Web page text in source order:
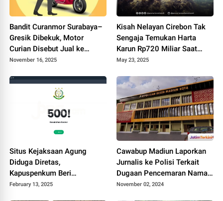
Bandit Curanmor Surabaya–
Gresik Dibekuk, Motor
Curian Disebut Jual ke
Penadah Madura
November 16, 2025
Kisah Nelayan Cirebon Tak
Sengaja Temukan Harta
Karun Rp720 Miliar Saat
Mancing di Laut Jawa
May 23, 2025
Situs Kejaksaan Agung
Diduga Diretas,
Kapuspenkum Beri
Klarifikasi
February 13, 2025
Cawabup Madiun Laporkan
Jurnalis ke Polisi Terkait
Dugaan Pencemaran Nama
Baik di TikTok
November 02, 2024